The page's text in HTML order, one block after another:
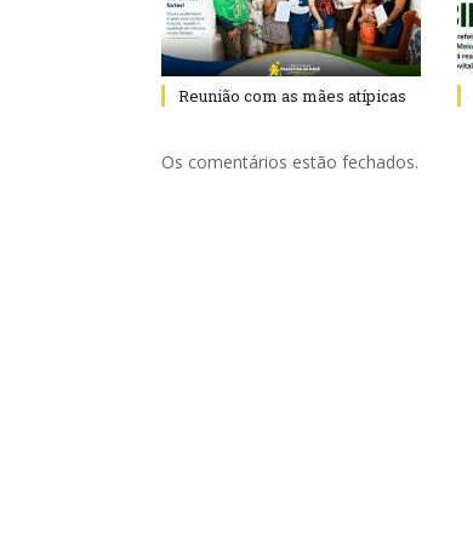
Reunião com as mães atípicas
Os comentários estão fechados.